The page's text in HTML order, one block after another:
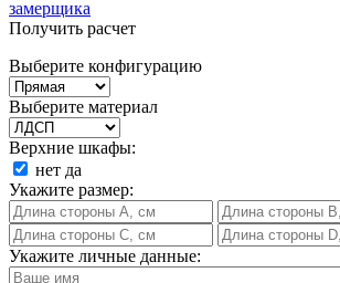
замерщика
Получить расчет
Выберите конфигурацию
Выберите материал
Верхние шкафы:
нет да
Укажите размер:
Укажите личные данные: